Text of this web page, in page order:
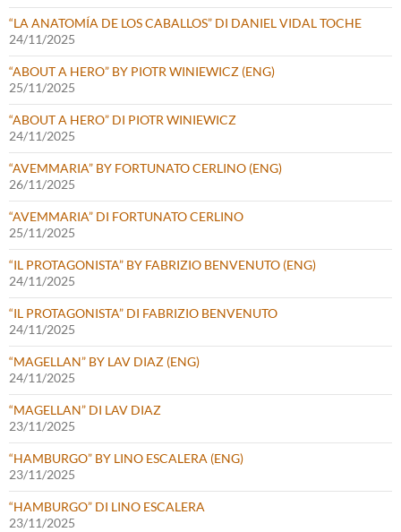
“LA ANATOMÍA DE LOS CABALLOS” DI DANIEL VIDAL TOCHE
24/11/2025
“ABOUT A HERO” BY PIOTR WINIEWICZ (ENG)
25/11/2025
“ABOUT A HERO” DI PIOTR WINIEWICZ
24/11/2025
“AVEMMARIA” BY FORTUNATO CERLINO (ENG)
26/11/2025
“AVEMMARIA” DI FORTUNATO CERLINO
25/11/2025
“IL PROTAGONISTA” BY FABRIZIO BENVENUTO (ENG)
24/11/2025
“IL PROTAGONISTA” DI FABRIZIO BENVENUTO
24/11/2025
“MAGELLAN” BY LAV DIAZ (ENG)
24/11/2025
“MAGELLAN” DI LAV DIAZ
23/11/2025
“HAMBURGO” BY LINO ESCALERA (ENG)
23/11/2025
“HAMBURGO” DI LINO ESCALERA
23/11/2025